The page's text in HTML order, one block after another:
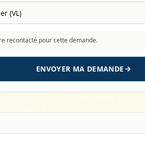
recontacté pour cette demande.
ENVOYER MA DEMANDE